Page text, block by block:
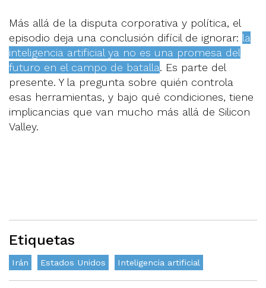
Más allá de la disputa corporativa y política, el
episodio deja una conclusión difícil de ignorar: la
inteligencia artificial ya no es una promesa del
futuro en el campo de batalla. Es parte del
presente. Y la pregunta sobre quién controla
esas herramientas, y bajo qué condiciones, tiene
implicancias que van mucho más allá de Silicon
Valley.
Etiquetas
Irán Estados Unidos Inteligencia artificial